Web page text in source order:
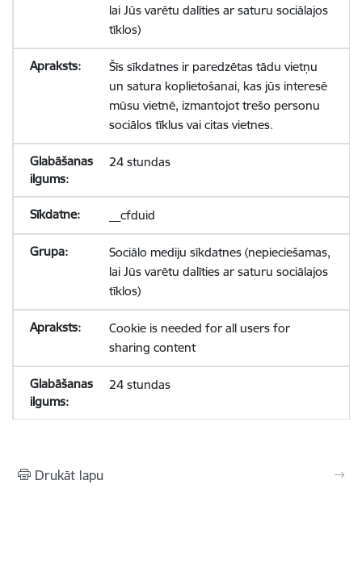
lai Jūs varētu dalīties ar saturu sociālajos
tīklos)
Šīs sīkdatnes ir paredzētas tādu vietņu
un satura koplietošanai, kas jūs interesē
mūsu vietnē, izmantojot trešo personu
sociālos tīklus vai citas vietnes.
24 stundas
__cfduid
Sociālo mediju sīkdatnes (nepieciešamas,
lai Jūs varētu dalīties ar saturu sociālajos
tīklos)
Cookie is needed for all users for
sharing content
24 stundas
Drukāt lapu